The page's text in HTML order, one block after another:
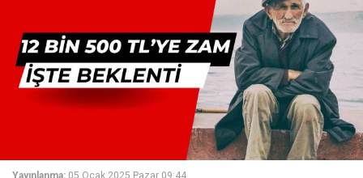
Yayınlanma: 05 Ocak 2025 Pazar 09:44